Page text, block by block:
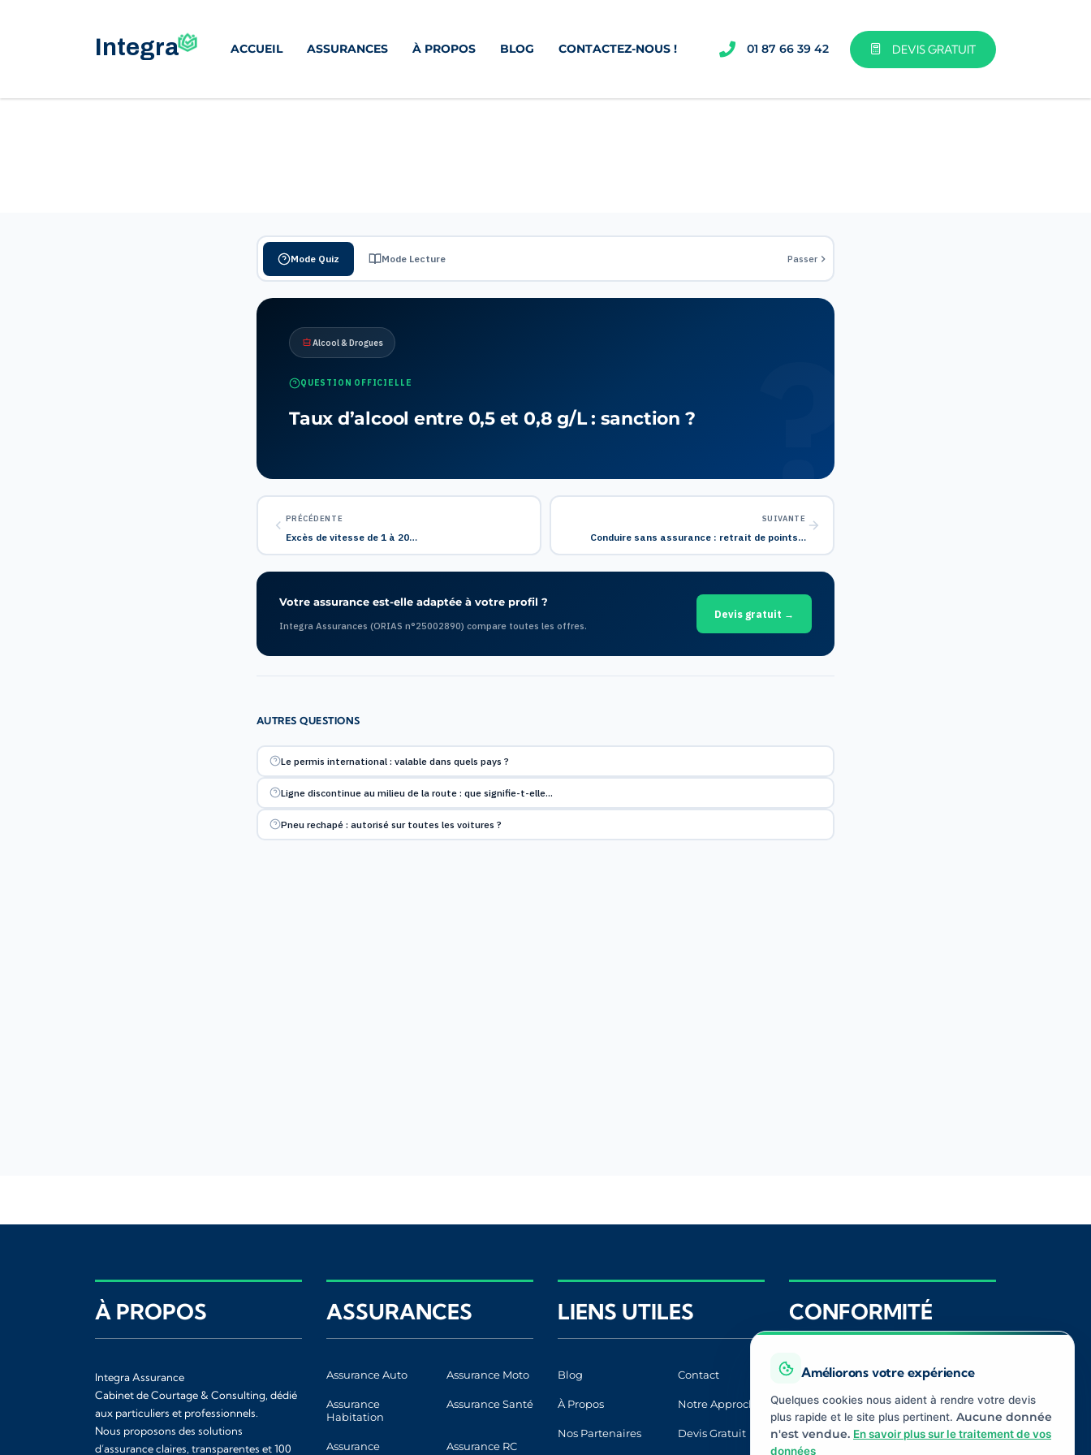
ACCUEIL ASSURANCES À PROPOS BLOG CONTACTEZ-NOUS ! 01 87 66 39 42 DEVIS GRATUIT
Mode Quiz Mode Lecture Passer
Alcool & Drogues
QUESTION OFFICIELLE
Taux d’alcool entre 0,5 et 0,8 g/L : sanction ?
PRÉCÉDENTE
Excès de vitesse de 1 à 20…
SUIVANTE
Conduire sans assurance : retrait de points…
Votre assurance est-elle adaptée à votre profil ?
Integra Assurances (ORIAS n°25002890) compare toutes les offres.
Devis gratuit →
AUTRES QUESTIONS
Le permis international : valable dans quels pays ?
Ligne discontinue au milieu de la route : que signifie-t-elle…
Pneu rechapé : autorisé sur toutes les voitures ?
À PROPOS
Integra Assurance
Cabinet de Courtage & Consulting, dédié
aux particuliers et professionnels.
Nous proposons des solutions
d’assurance claires, transparentes et 100
ASSURANCES
Assurance Auto Assurance Moto
Assurance
Habitation
Assurance Santé
Assurance
Assurance RC
LIENS UTILES
Blog Contact
À Propos Notre Approche
Nos Partenaires Devis Gratuit
CONFORMITÉ
Registre ORIAS ACPR
CNIL
Médiateur
Assurance
Améliorons votre expérience
Quelques cookies nous aident à rendre votre devis
plus rapide et le site plus pertinent. Aucune donnée
n'est vendue. En savoir plus sur le traitement de vos
données